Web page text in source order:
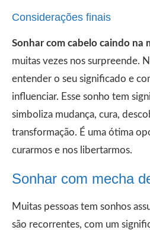
Considerações finais
Sonhar com cabelo caindo na
muitas vezes nos surpreende.
entender o seu significado e
influenciar. Esse sonho tem
simboliza mudança, cura,
transformação. É uma ótima
curarmos e nos libertarmos.
Sonhar com mecha
Muitas pessoas tem sonhos
são recorrentes, com um